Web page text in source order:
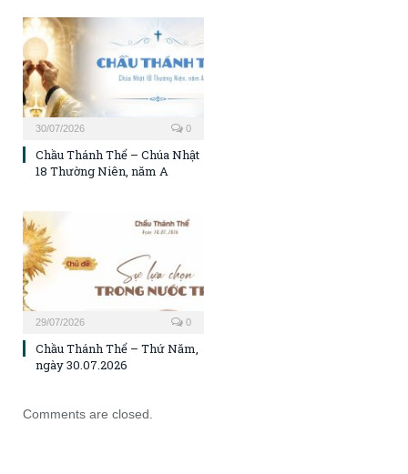
30/07/2026 0
Chầu Thánh Thể – Chúa Nhật
18 Thường Niên, năm A
29/07/2026 0
Chầu Thánh Thể – Thứ Năm,
ngày 30.07.2026
Comments are closed.